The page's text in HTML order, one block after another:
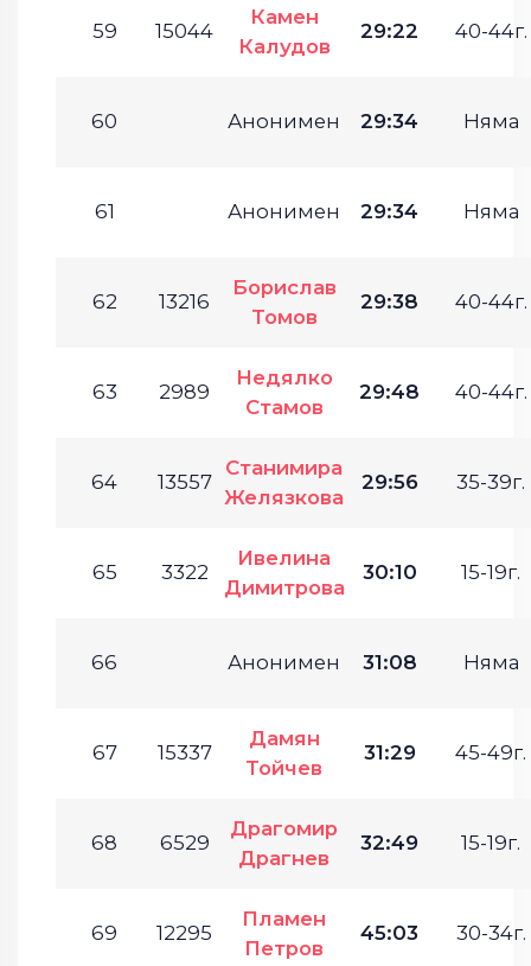
59 15044
Камен
Калудов
29:22 40-44г.
60 Анонимен 29:34 Няма
61 Анонимен 29:34 Няма
62 13216
Борислав
Томов
29:38 40-44г.
63 2989
Недялко
Стамов
29:48 40-44г.
64 13557
Станимира
Желязкова
29:56 35-39г.
65 3322
Ивелина
Димитрова
30:10 15-19г.
66 Анонимен 31:08 Няма
67 15337
Дамян
Тойчев
31:29 45-49г.
68 6529
Драгомир
Драгнев
32:49 15-19г.
69 12295
Пламен
Петров
45:03 30-34г.